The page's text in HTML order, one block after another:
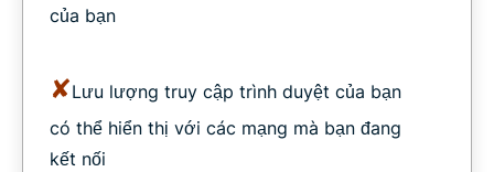
của bạn
✘Lưu lượng truy cập trình duyệt của bạn
có thể hiển thị với các mạng mà bạn đang
kết nối